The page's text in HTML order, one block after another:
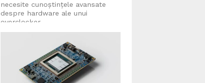
necesite cunoștințele avansate
despre hardware ale unui
overclocker...